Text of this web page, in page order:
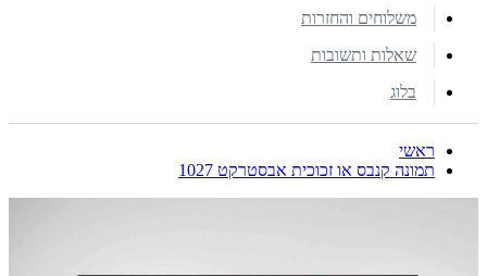
משלוחים והחזרות
שאלות ותשובות
בלוג
ראשי
תמונה קנבס או זכוכית אבסטרקט 1027